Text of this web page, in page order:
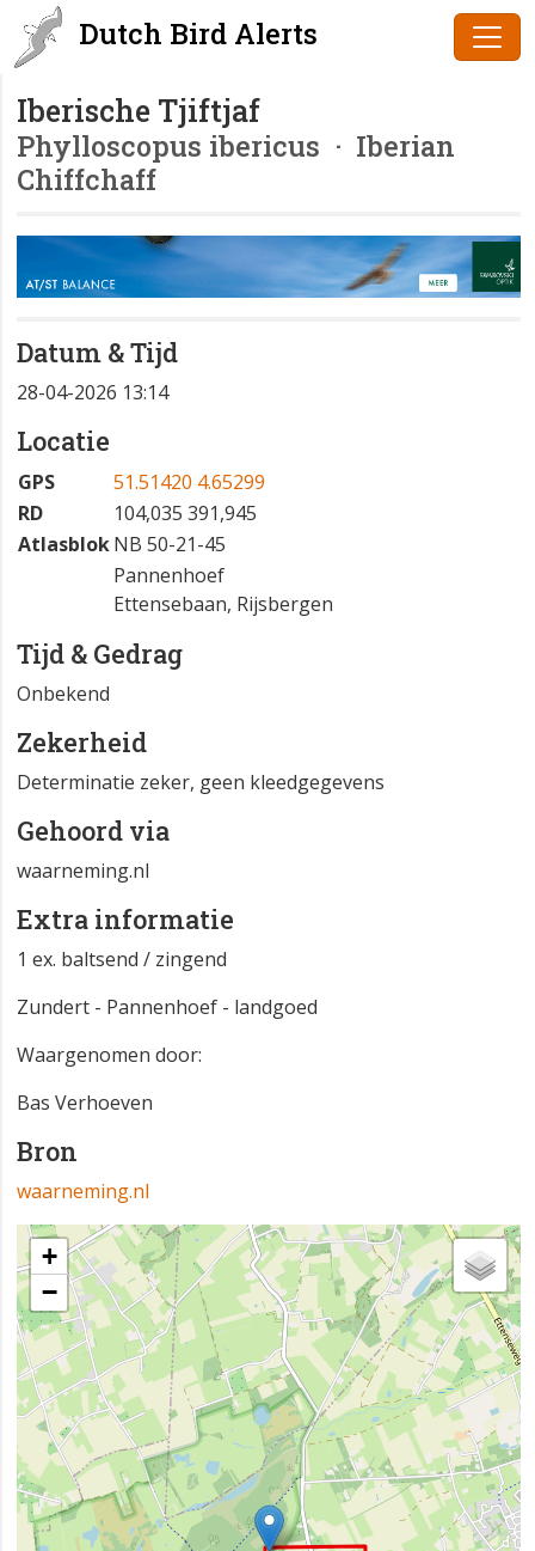
Dutch Bird Alerts
Iberische Tjiftjaf
Phylloscopus ibericus · Iberian
Chiffchaff
Datum & Tijd
28-04-2026 13:14
Locatie
GPS
51.51420 4.65299
RD
104,035 391,945
AtlasblokNB 50-21-45
Pannenhoef
Ettensebaan, Rijsbergen
Tijd & Gedrag
Onbekend
Zekerheid
Determinatie zeker, geen kleedgegevens
Gehoord via
waarneming.nl
Extra informatie
1 ex. baltsend / zingend
Zundert - Pannenhoef - landgoed
Waargenomen door:
Bas Verhoeven
Bron
waarneming.nl
+
−